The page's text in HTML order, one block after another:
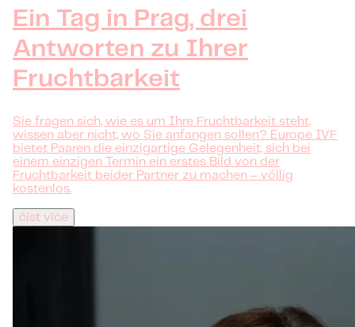
Ein Tag in Prag, drei
Antworten zu Ihrer
Fruchtbarkeit
Sie fragen sich, wie es um Ihre Fruchtbarkeit steht,
wissen aber nicht, wo Sie anfangen sollen? Europe IVF
bietet Paaren die einzigartige Gelegenheit, sich bei
einem einzigen Termin ein erstes Bild von der
Fruchtbarkeit beider Partner zu machen – völlig
kostenlos.
číst více